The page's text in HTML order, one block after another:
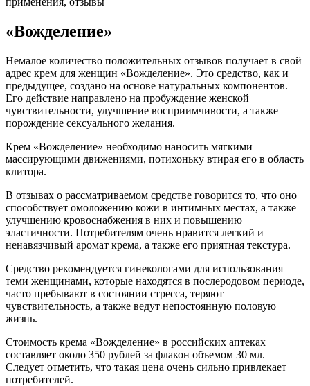
«Вожделение»
Немалое количество положительных отзывов получает в свой
адрес крем для женщин «Вожделение». Это средство, как и
предыдущее, создано на основе натуральных компонентов.
Его действие направлено на пробуждение женской
чувствительности, улучшение восприимчивости, а также
порождение сексуального желания.
Крем «Вожделение» необходимо наносить мягкими
массирующими движениями, потихоньку втирая его в область
клитора.
В отзывах о рассматриваемом средстве говорится то, что оно
способствует омоложению кожи в интимных местах, а также
улучшению кровоснабжения в них и повышению
эластичности. Потребителям очень нравится легкий и
ненавязчивый аромат крема, а также его приятная текстура.
Средство рекомендуется гинекологами для использования
теми женщинами, которые находятся в послеродовом периоде,
часто пребывают в состоянии стресса, теряют
чувствительность, а также ведут непостоянную половую
жизнь.
Стоимость крема «Вожделение» в российских аптеках
составляет около 350 рублей за флакон объемом 30 мл.
Следует отметить, что такая цена очень сильно привлекает
потребителей.